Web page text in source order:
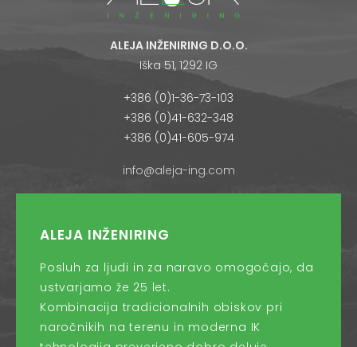
ALEJA INŽENIRING D.O.O.
Iška 51, 1292 IG
+386 (0)1-36-73-103
+386 (0)41-632-348
+386 (0)41-605-974
info@aleja-ing.com
ALEJA INŽENIRING
Posluh za ljudi in za naravo omogočajo, da
ustvarjamo že 25 let.
Kombinacija tradicionalnih obiskov pri
naročnikih na terenu in moderna IK